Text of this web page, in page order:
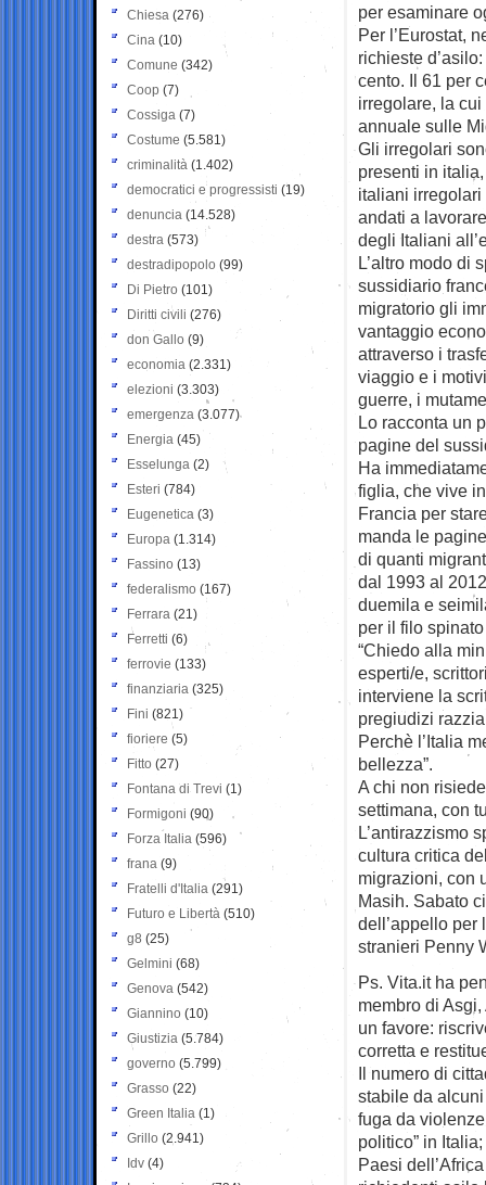
per esaminare
Per l’Eurostat,
richieste
cento. Il 61 per
irregolare, la
annuale sulle
Gli irregolari
presenti in
italiani
andati a
degli Italiani
L’altro modo di
sussidiario
migratorio gli
vantaggio
attraverso i
viaggio e i
guerre, i
Lo racconta un
pagine del
Ha
figlia, che vive
Francia per
manda le
di quanti
dal 1993 al
duemila e
per il filo
“Chiedo alla
esperti/e,
interviene la
pregiudizi
Perchè l’Italia
bellezza”.
A chi non
settimana, con
L’antirazzismo
cultura critica
migrazioni, con
Masih. Sabato
dell’appello per
stranieri Penny
Ps. Vita.it ha
membro di
un favore:
corretta e
Il numero di
stabile da
fuga da
politico” in
Paesi
Chiesa (276)
Cina (10)
Comune (342)
Coop (7)
Cossiga (7)
Costume (5.581)
criminalità (1.402)
democratici e progressisti (19)
denuncia (14.528)
destra (573)
destradipopolo (99)
Di Pietro (101)
Diritti civili (276)
don Gallo (9)
economia (2.331)
elezioni (3.303)
emergenza (3.077)
Energia (45)
Esselunga (2)
Esteri (784)
Eugenetica (3)
Europa (1.314)
Fassino (13)
federalismo (167)
Ferrara (21)
Ferretti (6)
ferrovie (133)
finanziaria (325)
Fini (821)
fioriere (5)
Fitto (27)
Fontana di Trevi (1)
Formigoni (90)
Forza Italia (596)
frana (9)
Fratelli d'Italia (291)
Futuro e Libertà (510)
g8 (25)
Gelmini (68)
Genova (542)
Giannino (10)
Giustizia (5.784)
governo (5.799)
Grasso (22)
Green Italia (1)
Grillo (2.941)
Idv (4)